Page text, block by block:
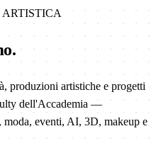
.
produzioni artistiche e progetti
dell'Accademia —
eventi, AI, 3D, makeup e